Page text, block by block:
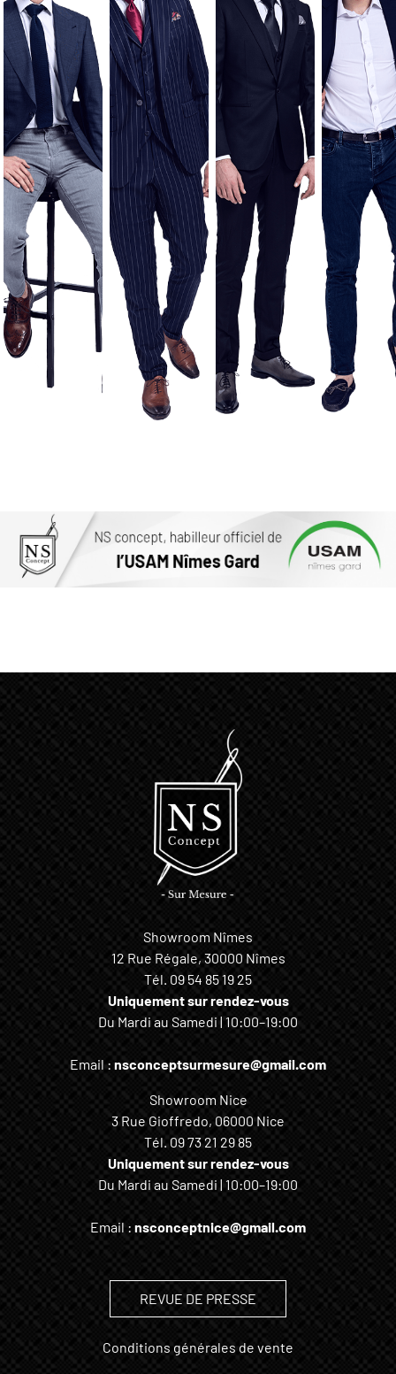
Showroom Nîmes
12 Rue Régale, 30000 Nîmes
Tél. 09 54 85 19 25
Uniquement sur rendez-vous
Du Mardi au Samedi | 10:00–19:00
Email : nsconceptsurmesure@gmail.com
Showroom Nice
3 Rue Gioffredo, 06000 Nice
Tél. 09 73 21 29 85
Uniquement sur rendez-vous
Du Mardi au Samedi | 10:00–19:00
Email : nsconceptnice@gmail.com
REVUE DE PRESSE
Conditions générales de vente